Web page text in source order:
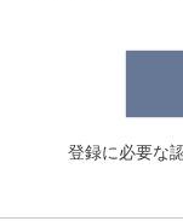
登録に必要な